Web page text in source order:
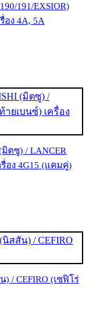
191/EXSIOR)
อง 4A, 5A
ตซู) / LANCER
อง 4G15 (แคมคู่)
/ CEFIRO (เซฟิโร่